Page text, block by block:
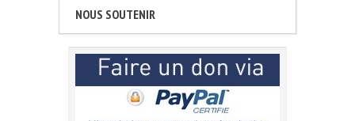
NOUS SOUTENIR